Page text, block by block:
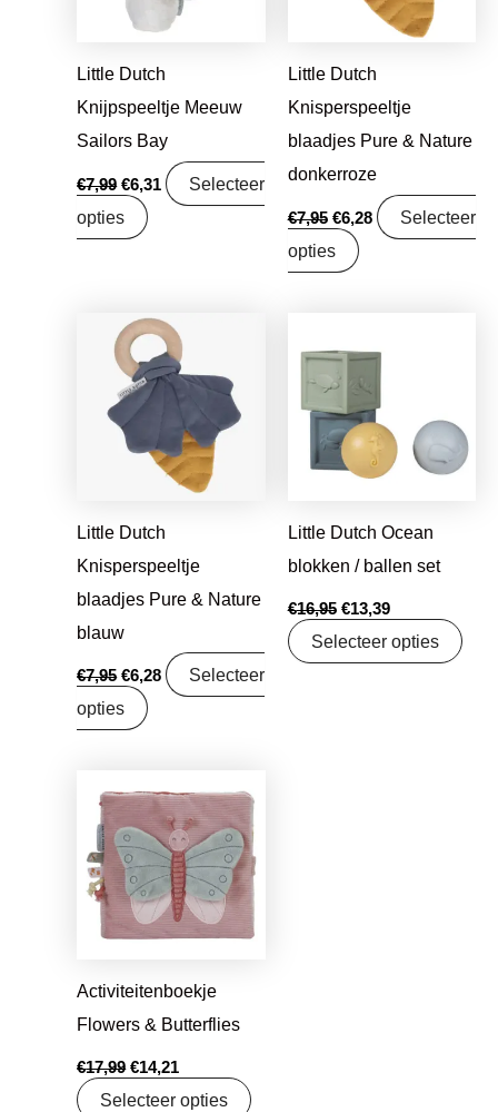
Little Dutch
Knijpspeeltje Meeuw
Sailors Bay
€7,99 €6,31
Selecteer
opties
Little Dutch
Knisperspeeltje
blaadjes Pure & Nature
donkerroze
€7,95 €6,28
Selecteer
opties
Little Dutch
Knisperspeeltje
blaadjes Pure & Nature
blauw
€7,95
Oorspronkelijke
prijs
was:
€7,95.
€6,28
Huidige
prijs
is:
€6,28.
Selecteer
opties
Little Dutch Ocean
blokken / ballen set
€16,95
was:
€16,95.
€13,39
Selecteer opties
Activiteitenboekje
Flowers & Butterflies
€17,99
prijs
was:
€17,99.
€14,21
prijs
is:
€14,21.
Selecteer opties